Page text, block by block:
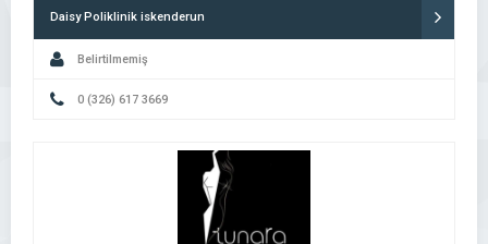
Daisy Poliklinik iskenderun
Belirtilmemiş
0 (326) 617 3669